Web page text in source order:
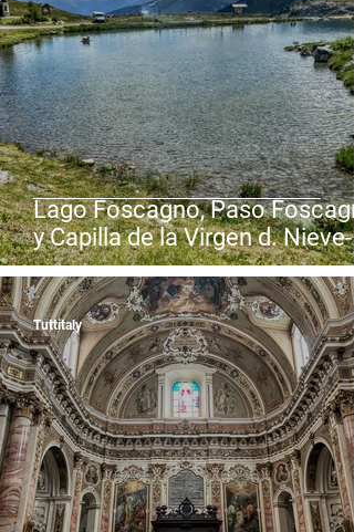
Lago Foscagno, Paso
y Capilla de la Virgen d. Nieve-
Valdidentro y Livigno (SO) -
Lombardía
Tuttitaly